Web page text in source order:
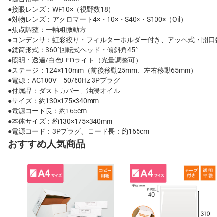
●接眼レンズ：WF10×（視野数18）
●対物レンズ：アクロマート4×・10×・S40×・S100×（Oil）
●焦点調整：一軸粗微動方
●コンデンサ：虹彩絞り・フィルターホルダー付き、アッベ式・開
●鏡筒形式：360°回転式ヘッド・傾斜角45°
●照明：透過/白色LEDライト（光量調整可）
●ステージ：124×110mm（前後移動25mm、左右移動65mm）
●電源：AC100V 50/60Hz 3Pプラグ
●付属品：ダストカバー、油浸オイル
●サイズ：約130×175×340mm
●電源コード長：約165cm
●本体サイズ：約130×175×340mm
●電源コード：3Pプラグ、コード長：約165cm
おすすめ人気商品